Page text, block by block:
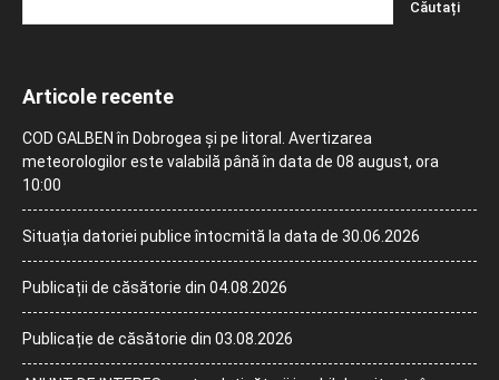
Articole recente
COD GALBEN în Dobrogea și pe litoral. Avertizarea
meteorologilor este valabilă până în data de 08 august, ora
10:00
Situația datoriei publice întocmită la data de 30.06.2026
Publicații de căsătorie din 04.08.2026
Publicație de căsătorie din 03.08.2026